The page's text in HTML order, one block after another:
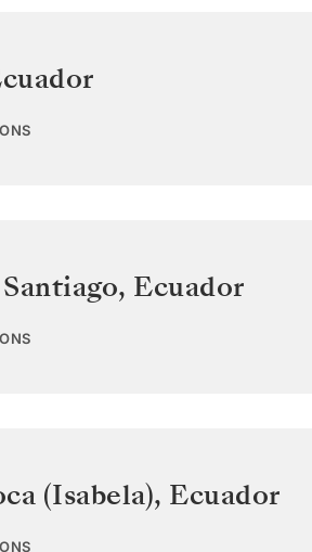
, Ecuador
(Isabela), Ecuador